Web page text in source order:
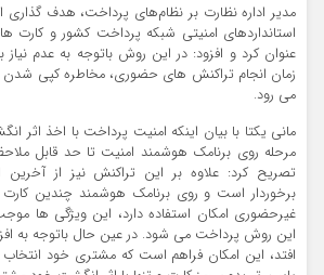
مدیر اداره نظارت بر نظام‌های پرداخت، هدف ‌گذاری
استانداردهای امنیتی شبکه پرداخت کشور و کارت
عنوان کرد و افزود: در این روش باتوجه به عدم
زمان انجام تراکنش های حضوری، مخاطره کپی شدن
می ‌رود.
مانی یکتا با بیان اینکه امنیت پرداخت با اخذ
مرحله روی برنامک هوشمند امنیت تا حد قابل
‌تصریح کرد: علاوه بر این تراکنش نیز از آخرین
برخوردار است و روی برنامک هوشمند چندین کارت
غیرحضوری امکان استفاده دارد، این ویژگی ها
این روش پرداخت می شود. در عین حال باتوجه به
افتد، این امکان فراهم است که مشتری خود انتخاب